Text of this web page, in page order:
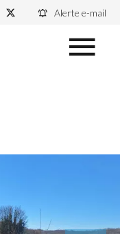
Alerte e-mail